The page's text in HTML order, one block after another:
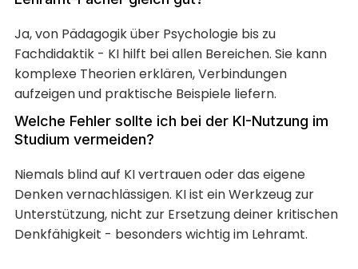
Ja, von Pädagogik über Psychologie bis zu
Fachdidaktik - KI hilft bei allen Bereichen. Sie kann
komplexe Theorien erklären, Verbindungen
aufzeigen und praktische Beispiele liefern.
Welche Fehler sollte ich bei der KI-Nutzung im
Studium vermeiden?
Niemals blind auf KI vertrauen oder das eigene
Denken vernachlässigen. KI ist ein Werkzeug zur
Unterstützung, nicht zur Ersetzung deiner kritischen
Denkfähigkeit - besonders wichtig im Lehramt.